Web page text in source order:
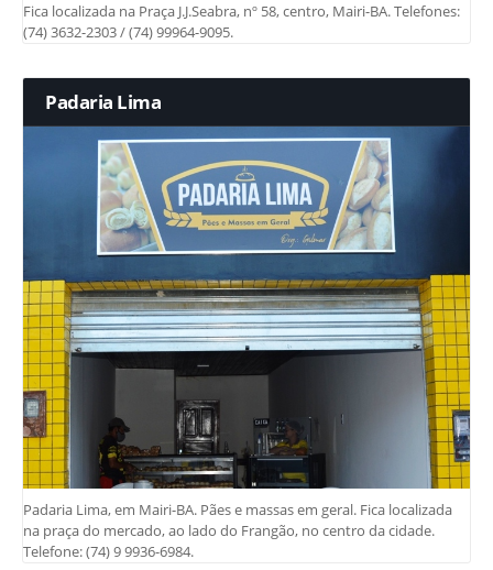
Fica localizada na Praça J.J.Seabra, nº 58, centro, Mairi-BA. Telefones:
(74) 3632-2303 / (74) 99964-9095.
Padaria Lima
Padaria Lima, em Mairi-BA. Pães e massas em geral. Fica localizada
na praça do mercado, ao lado do Frangão, no centro da cidade.
Telefone: (74) 9 9936-6984.